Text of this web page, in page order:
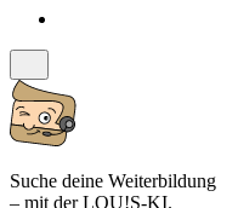
Suche deine Weiterbildung
– mit der LOU!S-KI.